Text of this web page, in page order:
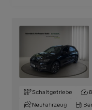
Schaltgetriebe
Neufahrzeug